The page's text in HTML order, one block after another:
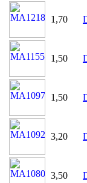
1,70
1,50
1,50
3,20
3,50